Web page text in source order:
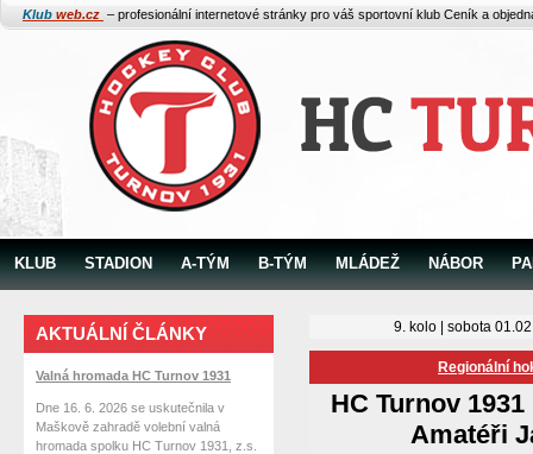
Klub web.cz – profesionální internetové stránky pro váš sportovní klub Ceník a
KLUB STADION A-TÝM B-TÝM MLÁDEŽ NÁBOR
9. kolo | sobota
Regionální
HC Turnov
Amatéři
AKTUÁLNÍ ČLÁNKY
Valná hromada HC Turnov 1931
Dne 16. 6. 2026 se uskutečnila v
Maškově zahradě volební valná
hromada spolku HC Turnov 1931, z.s.